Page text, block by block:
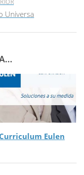
Universa
Eulen